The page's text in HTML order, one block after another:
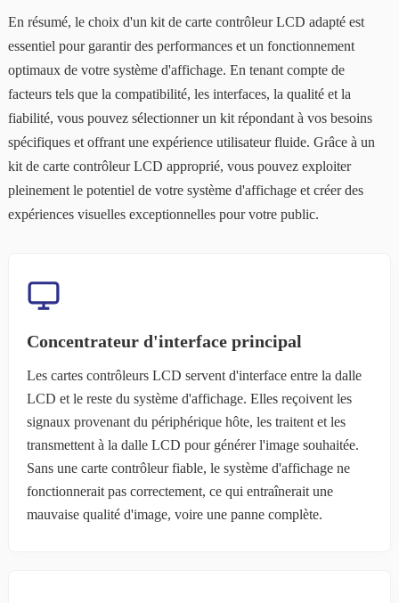
En résumé, le choix d'un kit de carte contrôleur LCD adapté est
essentiel pour garantir des performances et un fonctionnement
optimaux de votre système d'affichage. En tenant compte de
facteurs tels que la compatibilité, les interfaces, la qualité et la
fiabilité, vous pouvez sélectionner un kit répondant à vos besoins
spécifiques et offrant une expérience utilisateur fluide. Grâce à un
kit de carte contrôleur LCD approprié, vous pouvez exploiter
pleinement le potentiel de votre système d'affichage et créer des
expériences visuelles exceptionnelles pour votre public.
Concentrateur d'interface principal
Les cartes contrôleurs LCD servent d'interface entre la dalle
LCD et le reste du système d'affichage. Elles reçoivent les
signaux provenant du périphérique hôte, les traitent et les
transmettent à la dalle LCD pour générer l'image souhaitée.
Sans une carte contrôleur fiable, le système d'affichage ne
fonctionnerait pas correctement, ce qui entraînerait une
mauvaise qualité d'image, voire une panne complète.